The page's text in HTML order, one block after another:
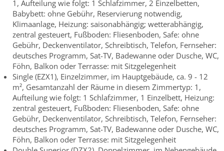
1, Aufteilung wie folgt: 1 Schlafzimmer, 2 Einzelbetten,
Babybett: ohne Gebühr, Reservierung notwendig,
Klimaanlage, Heizung: saisonabhängig; wetterabhängig,
zentral gesteuert, Fußboden: Fliesenboden, Safe: ohne
Gebühr, Deckenventilator, Schreibtisch, Telefon, Fernseher:
deutsches Programm, Sat-TV, Badewanne oder Dusche, WC,
Föhn, Balkon oder Terrasse: mit Sitzgelegenheit
Single (EZX1), Einzelzimmer, im Hauptgebäude, ca. 9 - 12
m², Gesamtanzahl der Räume in diesem Zimmertyp: 1,
Aufteilung wie folgt: 1 Schlafzimmer, 1 Einzelbett, Heizung:
zentral gesteuert, Fußboden: Fliesenboden, Safe: ohne
Gebühr, Deckenventilator, Schreibtisch, Telefon, Fernseher:
deutsches Programm, Sat-TV, Badewanne oder Dusche, WC,
Föhn, Balkon oder Terrasse: mit Sitzgelegenheit